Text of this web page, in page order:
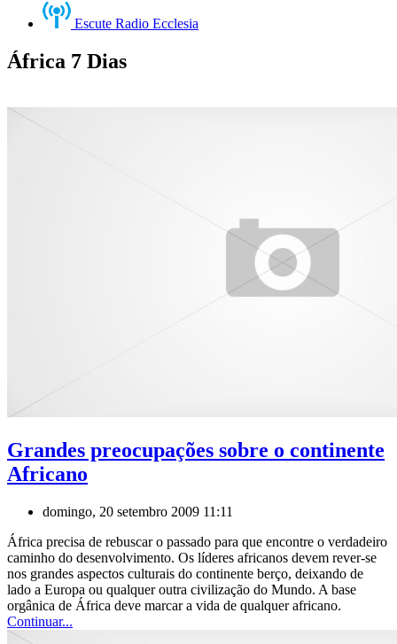
Escute Radio Ecclesia
África 7 Dias
Grandes preocupações sobre o continente
Africano
domingo, 20 setembro 2009 11:11
África precisa de rebuscar o passado para que encontre o verdadeiro
caminho do desenvolvimento. Os líderes africanos devem rever-se
nos grandes aspectos culturais do continente berço, deixando de
lado a Europa ou qualquer outra civilização do Mundo. A base
orgânica de África deve marcar a vida de qualquer africano.
Continuar...